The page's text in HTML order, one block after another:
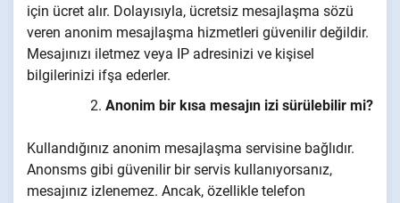
için ücret alır. Dolayısıyla, ücretsiz mesajlaşma sözü
veren anonim mesajlaşma hizmetleri güvenilir değildir.
Mesajınızı iletmez veya IP adresinizi ve kişisel
bilgilerinizi ifşa ederler.
Anonim bir kısa mesajın izi sürülebilir mi?
Kullandığınız anonim mesajlaşma servisine bağlıdır.
Anonsms gibi güvenilir bir servis kullanıyorsanız,
mesajınız izlenemez. Ancak, özellikle telefon